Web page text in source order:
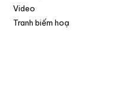
Video
Tranh biếm hoạ